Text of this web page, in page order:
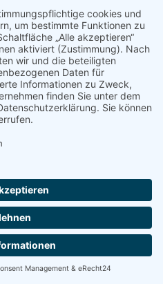
Hosting)
Darstellung von
Fonts, die von Google
Fonts sind lokal
Servern von Google findet
Fonts finden Sie unter
privacy?hl=de
Hosting)
Darstellung von
Font Awesome ist lokal